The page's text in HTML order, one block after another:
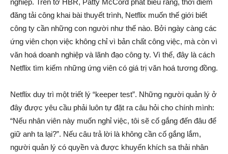
nghiệp. Trên tờ HBR, Patty McCord phát biểu rằng, thời điểm
đăng tải công khai bài thuyết trình, Netflix muốn thế giới biết
công ty cần những con người như thế nào. Bởi ngày càng các
ứng viên chọn việc không chỉ vì bản chất công việc, mà còn vì
văn hoá doanh nghiệp và lãnh đạo công ty. Vì thế, đây là cách
Netflix tìm kiếm những ứng viên có giá trị văn hoá tương đồng.
Netflix duy trì một triết lý “keeper test”. Những người quản lý ở
đây được yêu cầu phải luôn tự đặt ra câu hỏi cho chính mình:
“Nếu nhân viên này muốn nghỉ việc, tôi sẽ cố gắng đến đâu để
giữ anh ta lại?”. Nếu câu trả lời là không cần cố gắng lắm,
người quản lý có quyền và được khuyến khích sa thải nhân